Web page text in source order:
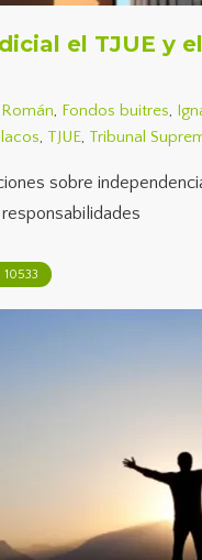
el TJUE y el
, Fondos buitres,
, TJUE, Tribunal
sobre
10533